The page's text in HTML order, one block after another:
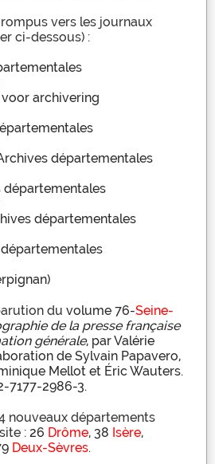
vers les journaux
ci-dessous) :
archivering
départementales
départementales
départementales
du volume 76-Seine-
de la presse française
générale, par Valérie
de Sylvain Papavero,
Mellot et Éric Wauters.
7177-2986-3.
nouveaux départements
: 26 Drôme, 38 Isère,
Deux-Sèvres.